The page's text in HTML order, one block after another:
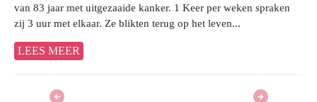
van 83 jaar met uitgezaaide kanker. 1 Keer per weken spraken
zij 3 uur met elkaar. Ze blikten terug op het leven...
LEES MEER